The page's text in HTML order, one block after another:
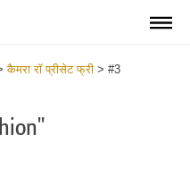
कैमरा रॉ प्रीसेट फ्री > #3